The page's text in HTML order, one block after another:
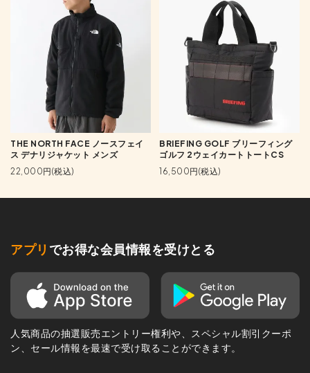
THE NORTH FACE ノースフェイ
ス デナリジャケット メンズ
22,000円(税込)
BRIEFING GOLF ブリーフィング
ゴルフ 2ウェイカートトートCS
16,500円(税込)
アプリ でお得な会員情報を受けとる
人気商品の抽選販売エントリー権利や、スペシャル割引クーポ
ン、セール情報を最速で受け取ることができます。